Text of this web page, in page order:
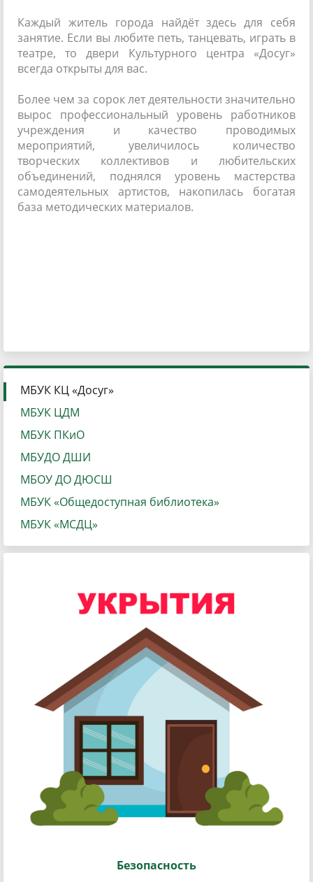
Каждый житель города найдёт здесь для себя
занятие. Если вы любите петь, танцевать, играть в
театре, то двери Культурного центра «Досуг»
всегда открыты для вас.
Более чем за сорок лет деятельности значительно
вырос профессиональный уровень работников
учреждения и качество проводимых
мероприятий, увеличилось количество
творческих коллективов и любительских
объединений, поднялся уровень мастерства
самодеятельных артистов, накопилась богатая
база методических материалов.
МБУК КЦ «Досуг»
МБУК ЦДМ
МБУК ПКиО
МБУДО ДШИ
МБОУ ДО ДЮСШ
МБУК «Общедоступная библиотека»
МБУК «МСДЦ»
Безопасность